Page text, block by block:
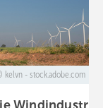
kelvn - stock.adobe.com